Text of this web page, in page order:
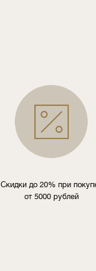
Скидки до 20% при
от 5000 рублей